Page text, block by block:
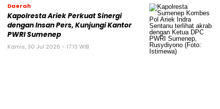
Daerah
Kapolresta Ariek Perkuat Sinergi
dengan Insan Pers, Kunjungi Kantor
PWRI Sumenep
Kamis, 30 Jul 2026 - 17:13 WIB